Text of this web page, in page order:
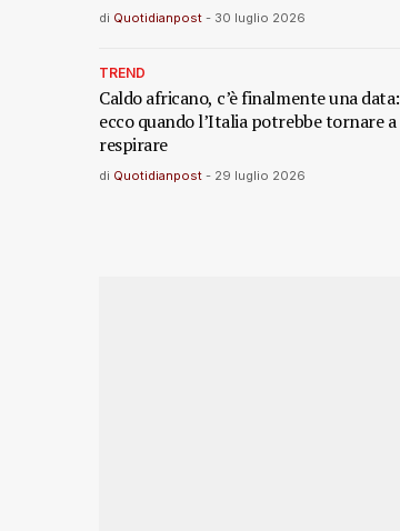
di Quotidianpost - 30 luglio 2026
TREND
Caldo africano, c’è finalmente una data:
ecco quando l’Italia potrebbe tornare a
respirare
di Quotidianpost - 29 luglio 2026